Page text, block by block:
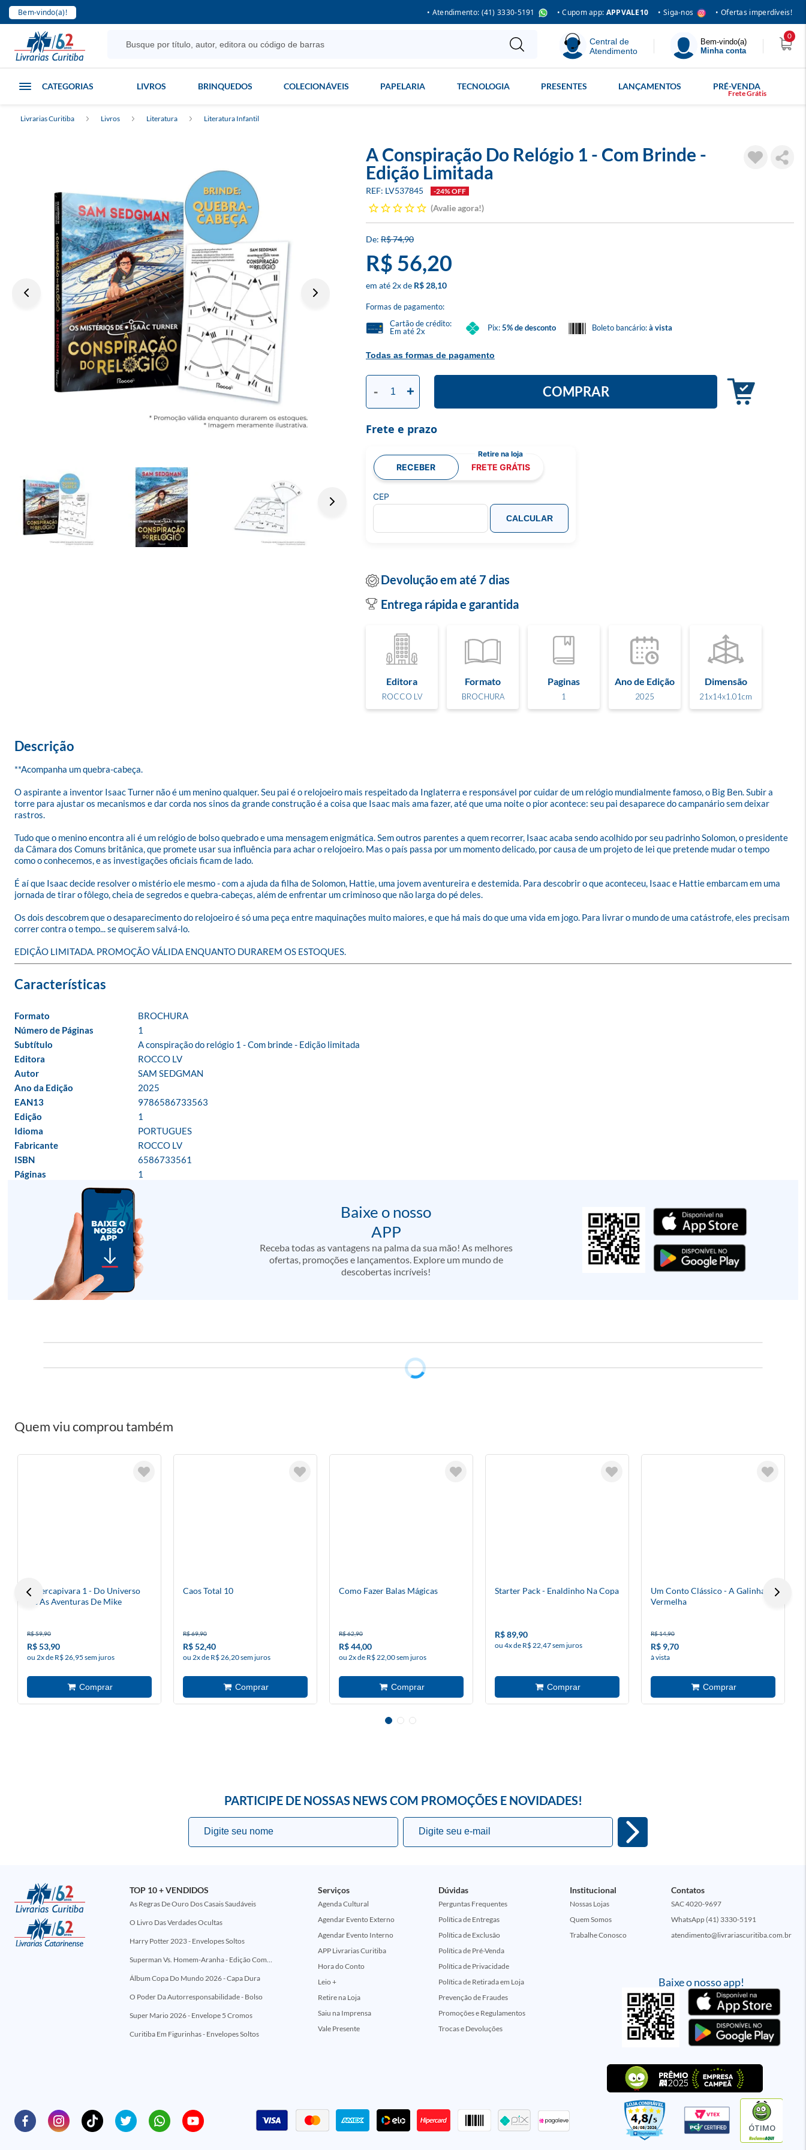
Bem-vindo(a)! • Atendimento: (41) 3330-5191 • Cupom app: APPVALE10 • Siga-nos • Ofertas imperdíveis!
Central de
Atendimento
Bem-vindo(a)
Minha conta
0
CATEGORIAS LIVROS BRINQUEDOS COLECIONÁVEIS PAPELARIA TECNOLOGIA PRESENTES LANÇAMENTOS PRÉ-VENDA
Livrarias Curitiba Livros Literatura Literatura Infantil
A Conspiração Do Relógio 1 - Com Brinde -
Edição Limitada
LV537845 -24% OFF
Avalie agora!
R$ 74,90
R$ 56,20
2x R$ 28,10
Formas de pagamento:
Todas as formas de pagamento
Cartão de crédito:
Em até 2x
Pix:5% de desconto Boleto bancário:à vista
- + COMPRAR
Frete e prazo
RECEBER FRETE GRÁTIS
CEP
CALCULAR
Devolução em até 7 dias
Entrega rápida e garantida
Editora
ROCCO LV
Formato
BROCHURA
Paginas
1
Ano de Edição
2025
Dimensão
21x14x1.01cm
Descrição
**Acompanha um quebra-cabeça.
O aspirante a inventor Isaac Turner não é um menino qualquer. Seu pai é o relojoeiro mais respeitado da Inglaterra e responsável por cuidar de um relógio mundialmente famoso, o Big Ben. Subir a
torre para ajustar os mecanismos e dar corda nos sinos da grande construção é a coisa que Isaac mais ama fazer, até que uma noite o pior acontece: seu pai desaparece do campanário sem deixar
rastros.
Tudo que o menino encontra ali é um relógio de bolso quebrado e uma mensagem enigmática. Sem outros parentes a quem recorrer, Isaac acaba sendo acolhido por seu padrinho Solomon, o presidente
da Câmara dos Comuns britânica, que promete usar sua influência para achar o relojoeiro. Mas o país passa por um momento delicado, por causa de um projeto de lei que pretende mudar o tempo
como o conhecemos, e as investigações oficiais ficam de lado.
É aí que Isaac decide resolver o mistério ele mesmo - com a ajuda da filha de Solomon, Hattie, uma jovem aventureira e destemida. Para descobrir o que aconteceu, Isaac e Hattie embarcam em uma
jornada de tirar o fôlego, cheia de segredos e quebra-cabeças, além de enfrentar um criminoso que não larga do pé deles.
Os dois descobrem que o desaparecimento do relojoeiro é só uma peça entre maquinações muito maiores, e que há mais do que uma vida em jogo. Para livrar o mundo de uma catástrofe, eles precisam
correr contra o tempo... se quiserem salvá-lo.
EDIÇÃO LIMITADA. PROMOÇÃO VÁLIDA ENQUANTO DURAREM OS ESTOQUES.
Formato
BROCHURA
Número de Páginas
1
Subtítulo
A conspiração do relógio 1 - Com brinde - Edição limitada
Editora
ROCCO LV
Autor
SAM SEDGMAN
Ano da Edição
2025
EAN13
9786586733563
Edição
1
Idioma
PORTUGUES
Fabricante
ROCCO LV
ISBN
6586733561
Páginas
1
Baixe o nosso
APP
Receba todas as vantagens na palma da sua mão! As melhores
ofertas, promoções e lançamentos. Explore um mundo de
descobertas incríveis!
Quem viu comprou também
Supercapivara 1 - Do Universo
De As Aventuras De Mike
R$ 59,90
R$ 53,90
ou 2x de R$ 26,95 sem juros
Caos Total 10
R$ 69,90
R$ 52,40
ou 2x de R$ 26,20 sem juros
Como Fazer Balas Mágicas
R$ 62,90
R$ 44,00
ou 2x de R$ 22,00 sem juros
Starter Pack - Enaldinho Na Copa
R$ 89,90
ou 4x de R$ 22,47 sem juros
Um Conto Clássico - A Galinha
Vermelha
R$ 14,90
R$ 9,70
à vista
PARTICIPE DE NOSSAS NEWS COM PROMOÇÕES E NOVIDADES!
Baixe o nosso app!
TOP 10 + VENDIDOS
As Regras De Ouro Dos Casais Saudáveis
O Livro Das Verdades Ocultas
Harry Potter 2023 - Envelopes Soltos
Superman Vs. Homem-Aranha - Edição Comemorativa 50 Anos (Encontros Clássicos Dc E Marvel)
Álbum Copa Do Mundo 2026 - Capa Dura
O Poder Da Autorresponsabilidade - Bolso
Super Mario 2026 - Envelope 5 Cromos
Curitiba Em Figurinhas - Envelopes Soltos
Serviços
Agenda Cultural
Agendar Evento Externo
Agendar Evento Interno
APP Livrarias Curitiba
Hora do Conto
Leio +
Retire na Loja
Saiu na Imprensa
Vale Presente
Dúvidas
Perguntas Frequentes
Política de Entregas
Política de Exclusão
Política de Pré-Venda
Política de Privacidade
Política de Retirada em Loja
Prevenção de Fraudes
Promoções e Regulamentos
Trocas e Devoluções
Institucional
Nossas Lojas
Quem Somos
Trabalhe Conosco
Contatos
SAC 4020-9697
WhatsApp (41) 3330-5191
atendimento@livrariascuritiba.com.br
ÓTIMO